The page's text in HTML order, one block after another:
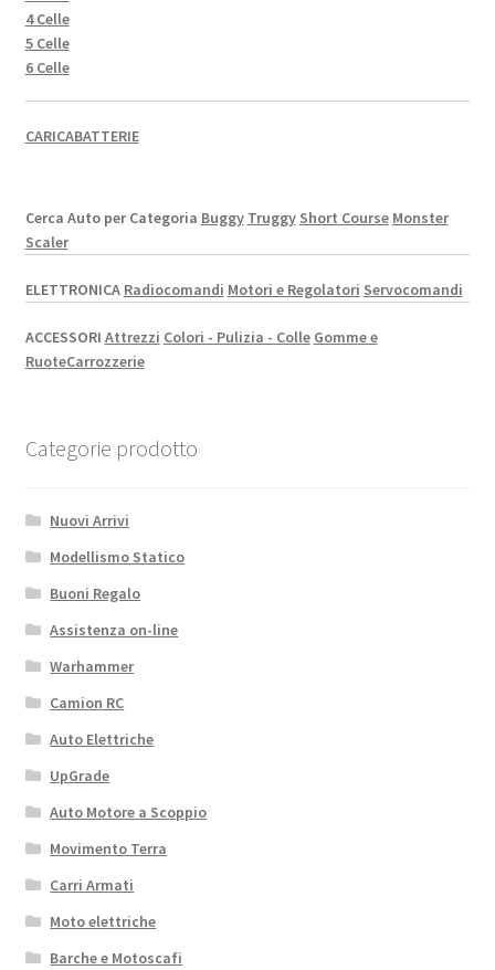
4 Celle
5 Celle
6 Celle
CARICABATTERIE
Cerca Auto per Categoria Buggy Truggy Short Course Monster
Scaler
ELETTRONICA Radiocomandi Motori e Regolatori Servocomandi
ACCESSORI Attrezzi Colori - Pulizia - Colle Gomme e
RuoteCarrozzerie
Categorie prodotto
Nuovi Arrivi
Modellismo Statico
Buoni Regalo
Assistenza on-line
Warhammer
Camion RC
Auto Elettriche
UpGrade
Auto Motore a Scoppio
Movimento Terra
Carri Armati
Moto elettriche
Barche e Motoscafi